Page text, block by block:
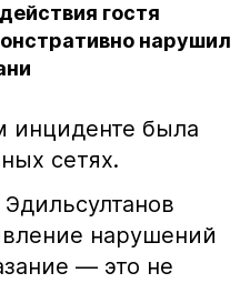
гостя
нарушил
инциденте была
сетях.
нарушений
— это не